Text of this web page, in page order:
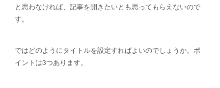
と思わなければ、記事を開きたいとも思ってもらえないので
す。
ではどのようにタイトルを設定すればよいのでしょうか。ポ
イントは3つあります。